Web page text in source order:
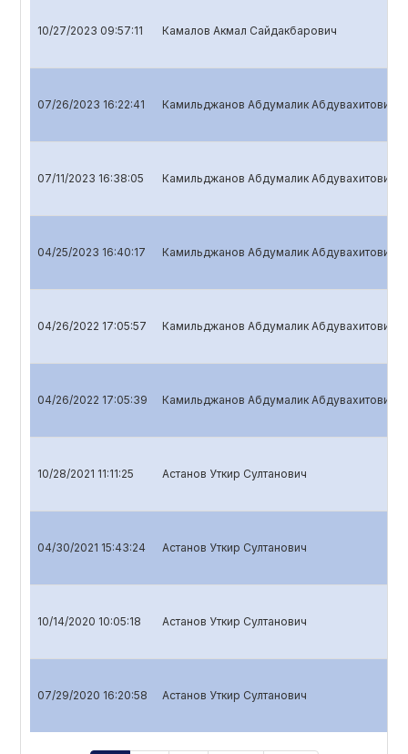
10/27/2023 09:57:11 Камалов Акмал Сайдакбарович
07/26/2023 16:22:41 Камильджанов Абдумалик Абдувахитович
07/11/2023 16:38:05 Камильджанов Абдумалик Абдувахитович
04/25/2023 16:40:17 Камильджанов Абдумалик Абдувахитович
04/26/2022 17:05:57 Камильджанов Абдумалик Абдувахитович
04/26/2022 17:05:39 Камильджанов Абдумалик Абдувахитович
10/28/2021 11:11:25 Астанов Уткир Султанович
04/30/2021 15:43:24 Астанов Уткир Султанович
10/14/2020 10:05:18 Астанов Уткир Султанович
07/29/2020 16:20:58 Астанов Уткир Султанович